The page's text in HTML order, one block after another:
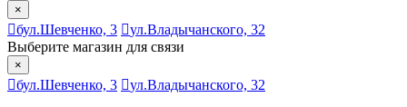
×
бул.Шевченко, 3
ул.Владычанского, 32
Выберите магазин для связи
×
бул.Шевченко, 3 ул.Владычанского, 32